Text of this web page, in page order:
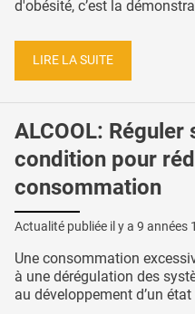
d'obésité, c’est la
LIRE LA SUITE
ALCOOL: Réguler
condition pour
consommation
Actualité publiée il y a 9 années
Une consommation
à une dérégulation des
au développement d’un